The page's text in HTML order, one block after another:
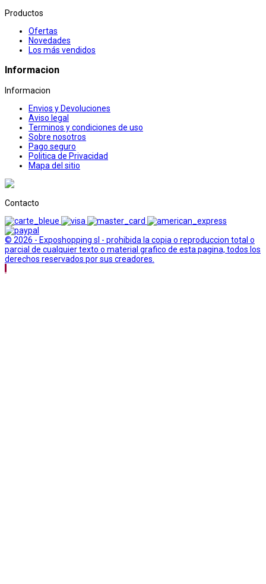
Productos
Ofertas
Novedades
Los más vendidos
Informacion
Informacion
Envios y Devoluciones
Aviso legal
Terminos y condiciones de uso
Sobre nosotros
Pago seguro
Politica de Privacidad
Mapa del sitio
Contacto
© 2026 - Exposhopping sl - prohibida la copia o reproduccion total o
parcial de cualquier texto o material grafico de esta pagina, todos los
derechos reservados por sus creadores.